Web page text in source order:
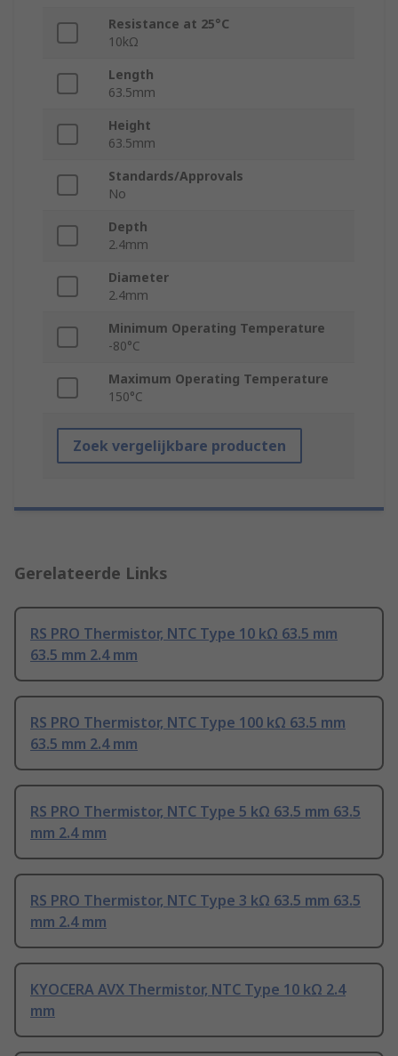
Resistance at 25°C
10kΩ
Length
63.5mm
Height
63.5mm
Standards/Approvals
No
Depth
2.4mm
Diameter
2.4mm
Minimum Operating Temperature
-80°C
Maximum Operating Temperature
150°C
Zoek vergelijkbare producten
Gerelateerde Links
RS PRO Thermistor, NTC Type 10 kΩ 63.5 mm
63.5 mm 2.4 mm
RS PRO Thermistor, NTC Type 100 kΩ 63.5 mm
63.5 mm 2.4 mm
RS PRO Thermistor, NTC Type 5 kΩ 63.5 mm 63.5
mm 2.4 mm
RS PRO Thermistor, NTC Type 3 kΩ 63.5 mm 63.5
mm 2.4 mm
KYOCERA AVX Thermistor, NTC Type 10 kΩ 2.4
mm